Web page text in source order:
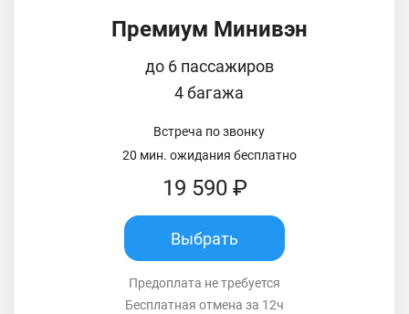
Премиум Минивэн
до 6 пассажиров
4 багажа
Встреча по звонку
20 мин. ожидания бесплатно
19 590 ₽
Выбрать
Предоплата не требуется
Бесплатная отмена за 12ч